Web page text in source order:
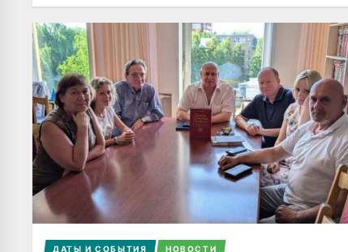
ДАТЫ И СОБЫТИЯ НОВОСТИ